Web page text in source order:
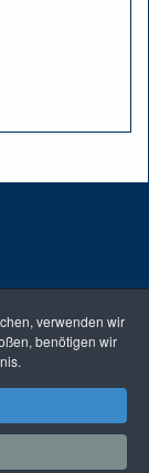
verwenden wir
benötigen wir
· 13355 Berlin ·